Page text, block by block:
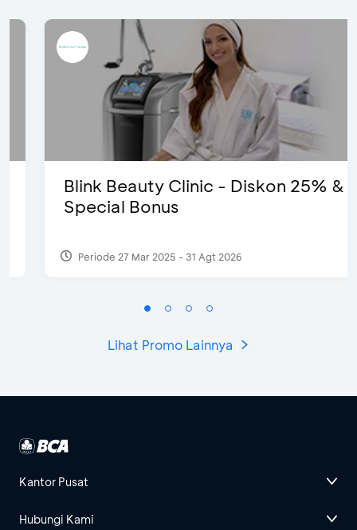
Blink Beauty Clinic - Diskon 25% &
Special Bonus
Periode 27 Mar 2025 - 31 Agt 2026
Lihat Promo Lainnya
Kantor Pusat
Hubungi Kami